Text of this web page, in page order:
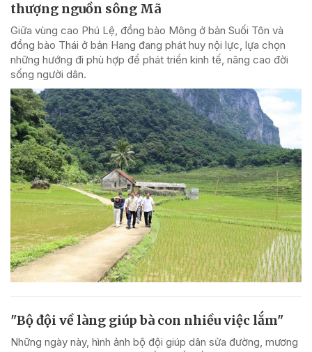
thượng nguồn sông Mã
Giữa vùng cao Phú Lệ, đồng bào Mông ở bản Suối Tôn và
đồng bào Thái ở bản Hang đang phát huy nội lực, lựa chọn
những hướng đi phù hợp để phát triển kinh tế, nâng cao đời
sống người dân.
"Bộ đội về làng giúp bà con nhiều việc lắm"
Những ngày này, hình ảnh bộ đội giúp dân sửa đường, mương